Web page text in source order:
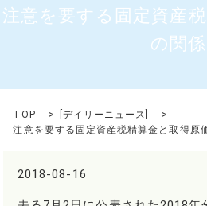
注意を要する固定資産
の関係
TOP デイリーニュース
注意を要する固定資産税精算金と取得原
2018-08-16